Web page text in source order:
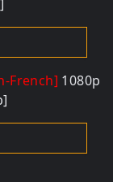
French] 1080p